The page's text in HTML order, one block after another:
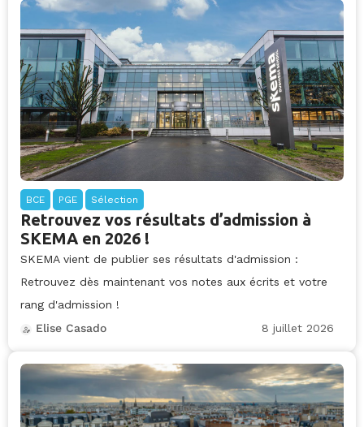
BCE PGE Sélection
Retrouvez vos résultats d’admission à
SKEMA en 2026 !
SKEMA vient de publier ses résultats d'admission :
Retrouvez dès maintenant vos notes aux écrits et votre
rang d'admission !
Elise Casado
8 juillet 2026